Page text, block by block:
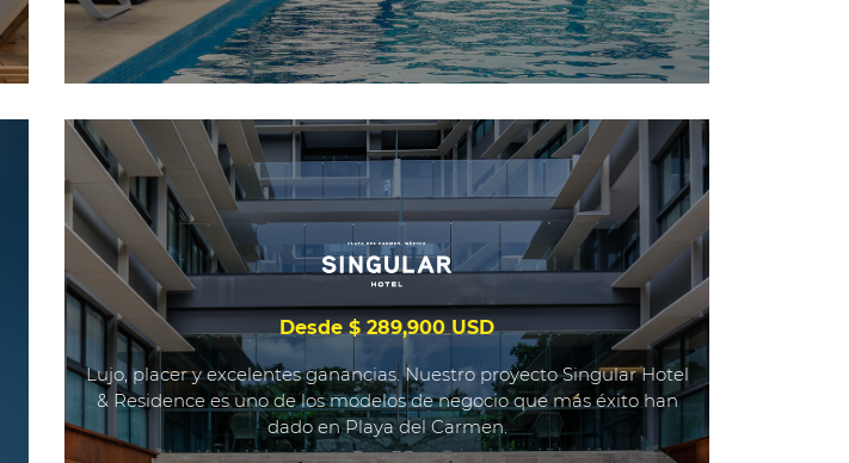
Desde $ 289,900 USD
Lujo, placer y excelentes ganancias. Nuestro proyecto Singular Hotel
& Residence es uno de los modelos de negocio que más éxito han
dado en Playa del Carmen.